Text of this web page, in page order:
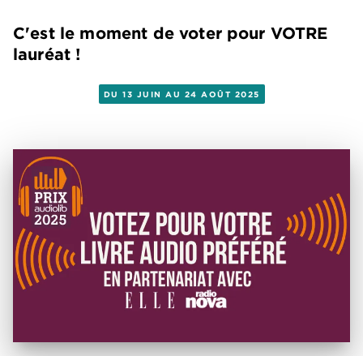
C'est le moment de voter pour VOTRE
lauréat !
DU 13 JUIN AU 24 AOÛT 2025